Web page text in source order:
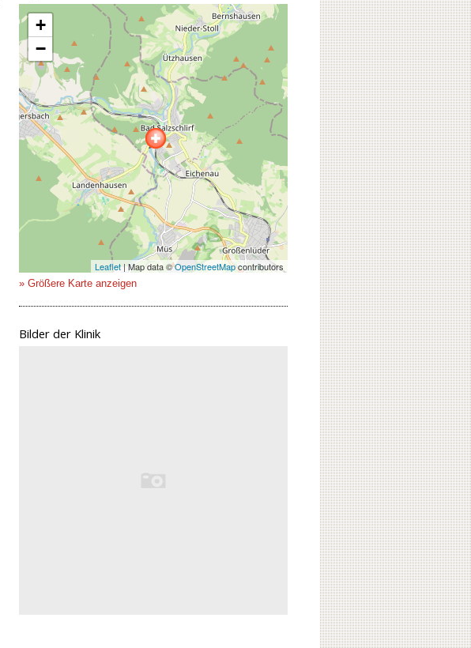
+
−
Leaflet | Map data ©OpenStreetMapcontributors
» Größere Karte anzeigen
Bilder der Klinik